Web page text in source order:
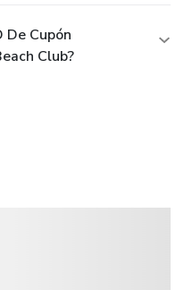
De Cupón
Club?